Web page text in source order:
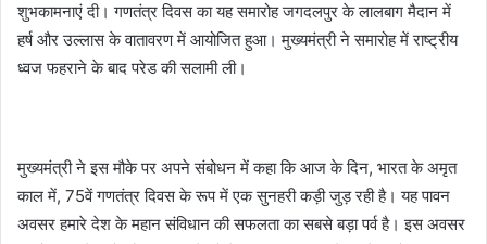
शुभकामनाएं दी। गणतंत्र दिवस का यह समारोह जगदलपुर के लालबाग मैदान में
हर्ष और उल्लास के वातावरण में आयोजित हुआ। मुख्यमंत्री ने समारोह में राष्ट्रीय
ध्वज फहराने के बाद परेड की सलामी ली।
मुख्यमंत्री ने इस मौके पर अपने संबोधन में कहा कि आज के दिन, भारत के अमृत
काल में, 75वें गणतंत्र दिवस के रूप में एक सुनहरी कड़ी जुड़ रही है। यह पावन
अवसर हमारे देश के महान संविधान की सफलता का सबसे बड़ा पर्व है। इस अवसर